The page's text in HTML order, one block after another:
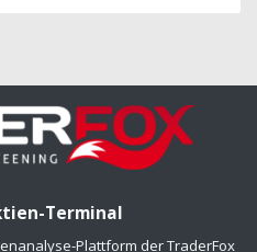
Terminal
Plattform der TraderFox